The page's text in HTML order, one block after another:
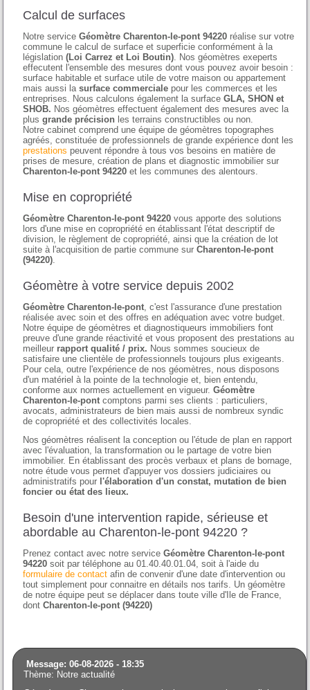
Calcul de surfaces
Notre serviceGéomètre Charenton-le-pont 94220 réalise sur votre
commune le calcul de surface et superficie conformément à la
législation(Loi Carrez et Loi Boutin) . Nos géomètres exeperts
effecutent l'ensemble des mesures dont vous pouvez avoir besoin :
surface habitable et surface utile de votre maison ou appartement
mais aussi lasurface commerciale pour les commerces et les
entreprises. Nous calculons également la surfaceGLA, SHON et
SHOB. Nos géomètres effectuent également des mesures avec la
plusgrande précision les terrains constructibles ou non.
Notre cabinet comprend une équipe de géomètres topographes
agréés, constituée de professionnels de grande expérience dont les
prestations peuvent répondre à tous vos besoins en matière de
prises de mesure, création de plans et diagnostic immobilier sur
Charenton-le-pont 94220 et les communes des alentours.
Mise en copropriété
Géomètre Charenton-le-pont 94220 vous apporte des solutions
lors d'une mise en copropriété en établissant l'état descriptif de
division, le règlement de copropriété, ainsi que la création de lot
suite à l'acquisition de partie commune surCharenton-le-pont
(94220)
Géomètre à votre service depuis 2002
Géomètre Charenton-le-pont , c'est l'assurance d'une prestation
réalisée avec soin et des offres en adéquation avec votre budget.
Notre équipe de géomètres et diagnostiqueurs immobiliers font
preuve d'une grande réactivité et vous proposent des prestations au
meilleur rapport qualité / prix. Nous sommes soucieux de
satisfaire une clientèle de professionnels toujours plus exigeants.
Pour cela, outre l'expérience de nos géomètres, nous disposons
d'un matériel à la pointe de la technologie et, bien entendu,
conforme aux normes actuellement en vigueur.Géomètre
Charenton-le-pont comptons parmi ses clients : particuliers,
avocats, administrateurs de bien mais aussi de nombreux syndic
de copropriété et des collectivités locales.
Nos géomètres réalisent la conception ou l'étude de plan en rapport
avec l'évaluation, la transformation ou le partage de votre bien
immobilier. En établissant des procès verbaux et plans de bornage,
notre étude vous permet d'appuyer vos dossiers judiciaires ou
administratifs pour l'élaboration d'un constat, mutation de bien
foncier ou état des lieux.
Besoin d'une intervention rapide, sérieuse et
abordable au Charenton-le-pont 94220 ?
Prenez contact avec notre serviceGéomètre Charenton-le-pont
94220 soit par téléphone au 01.40.40.01.04, soit à l'aide du
formulaire de contact afin de convenir d'une date d'intervention ou
tout simplement pour connaitre en détails nos tarifs. Un géomètre
de notre équipe peut se déplacer dans toute ville d'Ile de France,
dontCharenton-le-pont (94220)
Message: 06-08-2026 - 18:35
Thème: Notre actualité